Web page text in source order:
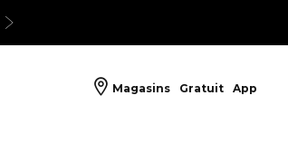
Magasins Gratuit App